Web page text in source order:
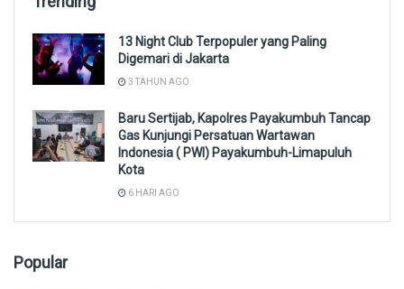
13 Night Club Terpopuler yang Paling
Digemari di Jakarta
3 TAHUN AGO
Baru Sertijab, Kapolres Payakumbuh Tancap
Gas Kunjungi Persatuan Wartawan
Indonesia ( PWI) Payakumbuh-Limapuluh
Kota
6 HARI AGO
Popular